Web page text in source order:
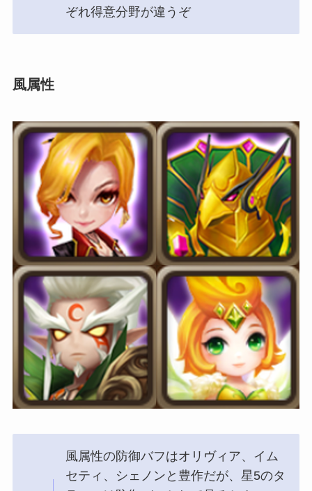
ぞれ得意分野が違うぞ
風属性
風属性の防御バフはオリヴィア、イム
セティ、シェノンと豊作だが、星5のタ